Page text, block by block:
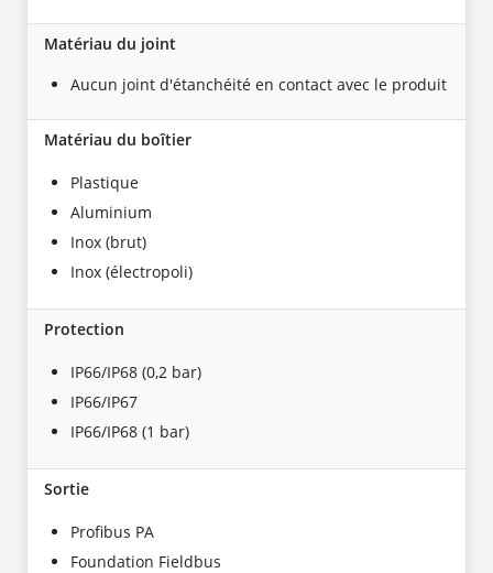
Matériau du joint
Aucun joint d'étanchéité en contact avec le produit
Matériau du boîtier
Plastique
Aluminium
Inox (brut)
Inox (électropoli)
Protection
IP66/IP68 (0,2 bar)
IP66/IP67
IP66/IP68 (1 bar)
Sortie
Profibus PA
Foundation Fieldbus